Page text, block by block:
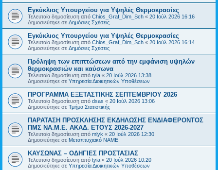
Εγκύκλιος Υπουργείου για Υψηλές Θερμοκρασίες
Τελευταία δημοσίευση από Chios_Graf_Dim_Sch « 20 Ιούλ 2026 16:16
Δημοσιεύτηκε σε Δημόσιες Σχέσεις
Εγκύκλιος Υπουργείου για Υψηλές Θερμοκρασίες
Τελευταία δημοσίευση από Chios_Graf_Dim_Sch « 20 Ιούλ 2026 16:14
Δημοσιεύτηκε σε Δημόσιες Σχέσεις
Πρόληψη των επιπτώσεων από την εμφάνιση υψηλών
θερμοκρασιών και καύσωνα
Τελευταία δημοσίευση από tyia « 20 Ιούλ 2026 13:38
Δημοσιεύτηκε σε Υπηρεσία Διοικητικών Υποθέσεων
ΠΡΟΓΡΑΜΜΑ ΕΞΕΤΑΣΤΙΚΗΣ ΣΕΠΤΕΜΒΡΙΟΥ 2026
Τελευταία δημοσίευση από dsas « 20 Ιούλ 2026 13:06
Δημοσιεύτηκε σε Τμήμα Στατιστικής
ΠΑΡΑΤΑΣΗ ΠΡΟΣΚΛΗΣΗΣ ΕΚΔΗΛΩΣΗΣ ΕΝΔΙΑΦΕΡΟΝΤΟΣ
ΠΜΣ ΝΑ.Μ.Ε. ΑΚΑΔ. ΕΤΟΥΣ 2026-2027
Τελευταία δημοσίευση από mlyk « 20 Ιούλ 2026 12:30
Δημοσιεύτηκε σε Μεταπτυχιακό ΝΑΜΕ
ΚΑΥΣΩΝΑΣ – ΟΔΗΓΙΕΣ ΠΡΟΣΤΑΣΙΑΣ
Τελευταία δημοσίευση από tyia « 20 Ιούλ 2026 10:20
Δημοσιεύτηκε σε Υπηρεσία Διοικητικών Υποθέσεων